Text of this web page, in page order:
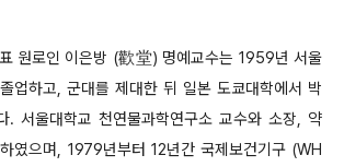
원로인 이은방 (歡堂) 명예교수는 1959년 서울
업하고, 군대를 제대한 뒤 일본 도쿄대학에서 박
. 서울대학교 천연물과학연구소 교수와 소장, 약
였으며, 1979년부터 12년간 국제보건기구 (WH